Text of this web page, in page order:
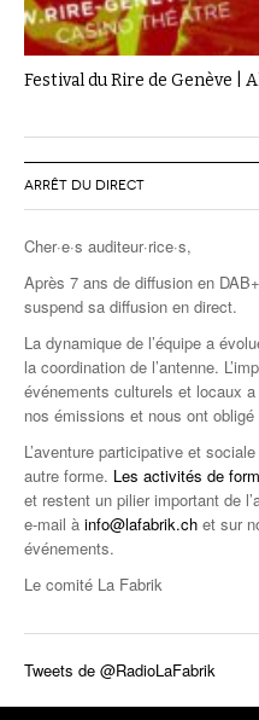
Festival du Rire de Genève |
ARRÊT DU DIRECT
Cher·e·s auditeur·rice·s,
Après 7 ans de diffusion en
suspend sa diffusion en direct.
La dynamique de l’équipe a
la coordination de l’antenne.
événements culturels et locaux
nos émissions et nous ont
L’aventure participative et
autre forme. Les activités de
et restent un pilier important de
e-mail à info@lafabrik.ch et sur
événements.
Le comité La Fabrik
Tweets de @RadioLaFabrik